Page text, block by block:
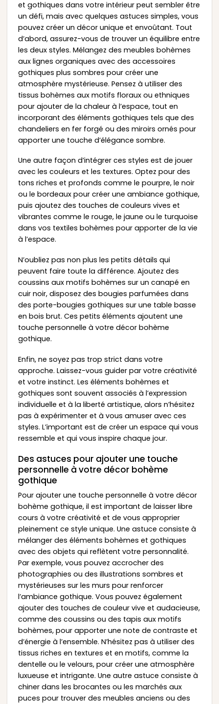
et gothiques dans votre intérieur peut sembler être
un défi, mais avec quelques astuces simples, vous
pouvez créer un décor unique et envoûtant. Tout
d’abord, assurez-vous de trouver un équilibre entre
les deux styles. Mélangez des meubles bohèmes
aux lignes organiques avec des accessoires
gothiques plus sombres pour créer une
atmosphère mystérieuse. Pensez à utiliser des
tissus bohèmes aux motifs floraux ou ethniques
pour ajouter de la chaleur à l’espace, tout en
incorporant des éléments gothiques tels que des
chandeliers en fer forgé ou des miroirs ornés pour
apporter une touche d’élégance sombre.
Une autre façon d’intégrer ces styles est de jouer
avec les couleurs et les textures. Optez pour des
tons riches et profonds comme le pourpre, le noir
ou le bordeaux pour créer une ambiance gothique,
puis ajoutez des touches de couleurs vives et
vibrantes comme le rouge, le jaune ou le turquoise
dans vos textiles bohèmes pour apporter de la vie
à l’espace.
N’oubliez pas non plus les petits détails qui
peuvent faire toute la différence. Ajoutez des
coussins aux motifs bohèmes sur un canapé en
cuir noir, disposez des bougies parfumées dans
des porte-bougies gothiques sur une table basse
en bois brut. Ces petits éléments ajoutent une
touche personnelle à votre décor bohème
gothique.
Enfin, ne soyez pas trop strict dans votre
approche. Laissez-vous guider par votre créativité
et votre instinct. Les éléments bohèmes et
gothiques sont souvent associés à l’expression
individuelle et à la liberté artistique, alors n’hésitez
pas à expérimenter et à vous amuser avec ces
styles. L’important est de créer un espace qui vous
ressemble et qui vous inspire chaque jour.
Des astuces pour ajouter une touche
personnelle à votre décor bohème
gothique
Pour ajouter une touche personnelle à votre décor
bohème gothique, il est important de laisser libre
cours à votre créativité et de vous approprier
pleinement ce style unique. Une astuce consiste à
mélanger des éléments bohèmes et gothiques
avec des objets qui reflètent votre personnalité.
Par exemple, vous pouvez accrocher des
photographies ou des illustrations sombres et
mystérieuses sur les murs pour renforcer
l’ambiance gothique. Vous pouvez également
ajouter des touches de couleur vive et audacieuse,
comme des coussins ou des tapis aux motifs
bohèmes, pour apporter une note de contraste et
d’énergie à l’ensemble. N’hésitez pas à utiliser des
tissus riches en textures et en motifs, comme la
dentelle ou le velours, pour créer une atmosphère
luxueuse et intrigante. Une autre astuce consiste à
chiner dans les brocantes ou les marchés aux
puces pour trouver des meubles anciens ou des